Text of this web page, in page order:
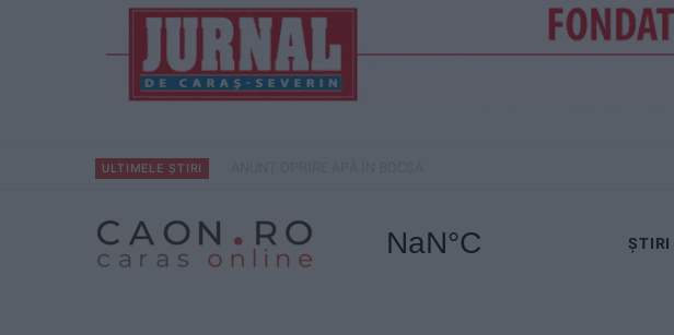
ULTIMELE ȘTIRI
ȘTIRI